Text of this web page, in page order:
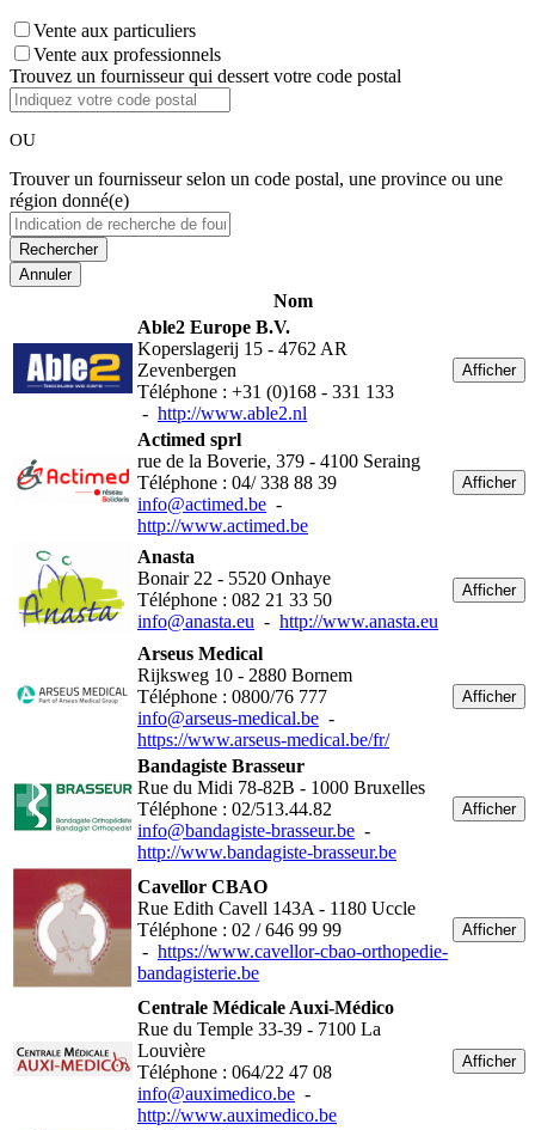
Vente aux particuliers
Vente aux professionnels
Trouvez un fournisseur qui dessert votre code postal
OU
Trouver un fournisseur selon un code postal, une province ou une
région donné(e)
Annuler
Nom
Able2 Europe B.V.
Koperslagerij 15 - 4762 AR
Zevenbergen
Téléphone : +31 (0)168 - 331 133
- http://www.able2.nl
Afficher
Actimed sprl
rue de la Boverie, 379 - 4100 Seraing
Téléphone : 04/ 338 88 39
info@actimed.be -
http://www.actimed.be
Afficher
Anasta
Bonair 22 - 5520 Onhaye
Téléphone : 082 21 33 50
info@anasta.eu - http://www.anasta.eu
Afficher
Arseus Medical
Rijksweg 10 - 2880 Bornem
Téléphone : 0800/76 777
info@arseus-medical.be -
https://www.arseus-medical.be/fr/
Afficher
Bandagiste Brasseur
Rue du Midi 78-82B - 1000 Bruxelles
Téléphone : 02/513.44.82
info@bandagiste-brasseur.be -
http://www.bandagiste-brasseur.be
Afficher
Cavellor CBAO
Rue Edith Cavell 143A - 1180 Uccle
Téléphone : 02 / 646 99 99
- https://www.cavellor-cbao-orthopedie-
bandagisterie.be
Afficher
Centrale Médicale Auxi-Médico
Rue du Temple 33-39 - 7100 La
Louvière
Téléphone : 064/22 47 08
info@auximedico.be -
http://www.auximedico.be
Afficher